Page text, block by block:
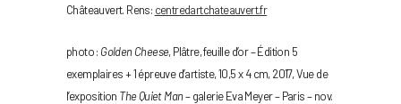
Châteauvert. Rens: centredartchateauvert.fr
photo : Golden Cheese, Plâtre, feuille d’or – Édition 5
exemplaires + 1 épreuve d’artiste, 10,5 x 4 cm, 2017, Vue de
l’exposition The Quiet Man– galerie Eva Meyer – Paris – nov.